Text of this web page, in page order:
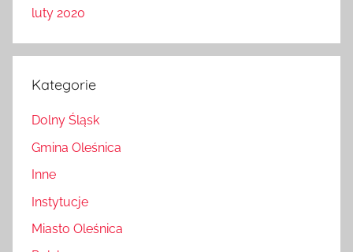
luty 2020
Kategorie
Dolny Śląsk
Gmina Oleśnica
Inne
Instytucje
Miasto Oleśnica